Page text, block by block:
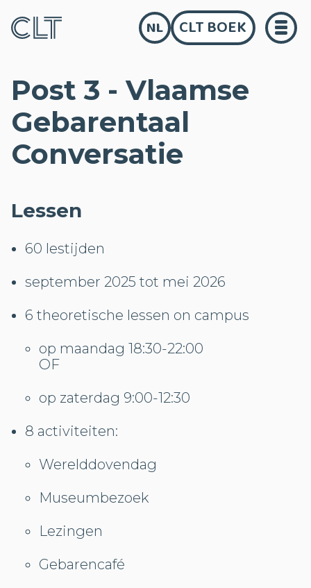
NL CLT BOEK
Post 3 - Vlaamse
Gebarentaal
Conversatie
Lessen
60 lestijden
september 2025 tot mei 2026
6 theoretische lessen on campus
op maandag 18:30-22:00
OF
op zaterdag 9:00-12:30
8 activiteiten:
Werelddovendag
Museumbezoek
Lezingen
Gebarencafé